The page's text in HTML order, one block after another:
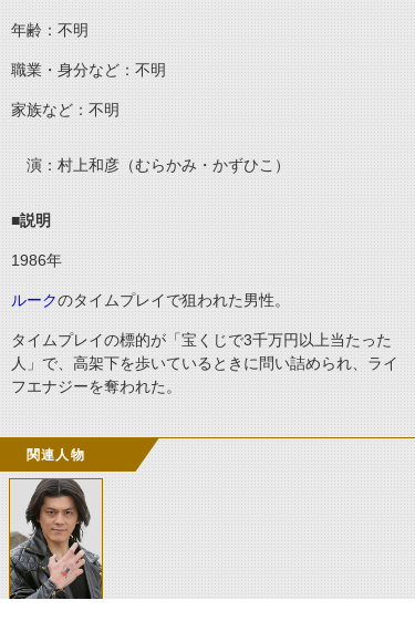
年齢：不明
職業・身分など：不明
家族など：不明
演：村上和彦（むらかみ・かずひこ）
■説明
1986年
ルークのタイムプレイで狙われた男性。
タイムプレイの標的が「宝くじで3千万円以上当たった
人」で、高架下を歩いているときに問い詰められ、ライ
フエナジーを奪われた。
関連人物